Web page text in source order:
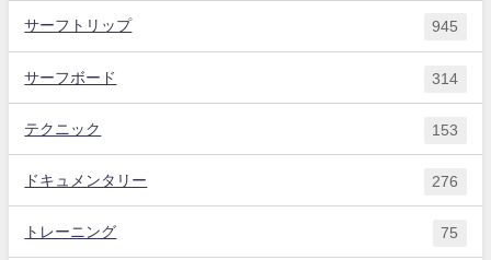
サーフトリップ 945
サーフボード 314
テクニック 153
ドキュメンタリー 276
トレーニング 75